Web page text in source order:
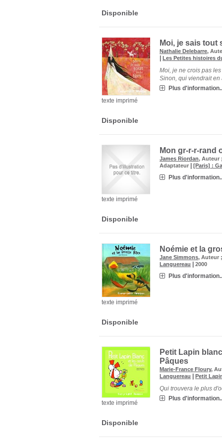
Disponible
texte imprimé
Moi, je sais tout
Nathalie Delebarre,
|Les Petites histoires
Moi, je ne crois pas
Sinon, qui viendrait
Plus
Disponible
texte imprimé
Mon gr-r-r-rand
James Riordan, Auteur
Adaptateur |[Paris] :
Plus
Disponible
texte imprimé
Noémie et la
Jane Simmons, Auteur
Languereau |2000
Plus
Disponible
texte imprimé
Petit Lapin
Pâques
Marie-France Floury,
Languereau
|Petit
Qui trouvera le plus
Plus
Disponible